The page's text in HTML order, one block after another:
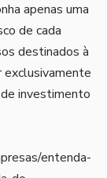
apenas uma
de cada
destinados à
investimento
entenda-